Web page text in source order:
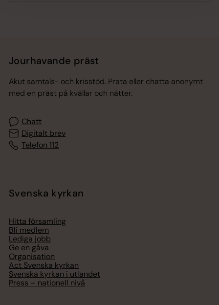
Jourhavande präst
Akut samtals- och krisstöd. Prata eller chatta anonymt
med en präst på kvällar och nätter.
Chatt
Digitalt brev
Telefon 112
Svenska kyrkan
Hitta församling
Bli medlem
Lediga jobb
Ge en gåva
Organisation
Act Svenska kyrkan
Svenska kyrkan i utlandet
Press – nationell nivå